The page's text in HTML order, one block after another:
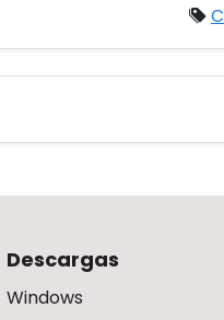
Descargas
Windows